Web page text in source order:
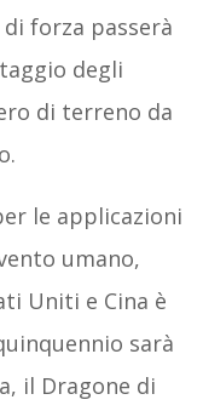
forza passerà
degli
di terreno da
le applicazioni
umano,
Uniti e Cina è
sarà
il Dragone di